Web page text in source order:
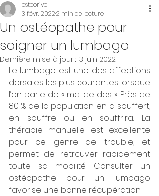
Un ostéopathe pour
soigner un lumbago
osteorive
3 févr. 20222 min de lecture
Dernière mise à jour : 13 juin 2022
Le lumbago est une des affections
dorsales les plus courantes lorsque
l’on parle de « mal de dos ». Près de
80 % de la population en a souffert,
en souffre ou en souffrira. La
thérapie manuelle est excellente
pour ce genre de trouble, et
permet de retrouver rapidement
toute sa mobilité. Consulter un
ostéopathe pour un lumbago
favorise une bonne récupération.